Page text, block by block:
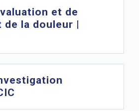
et de
la douleur |